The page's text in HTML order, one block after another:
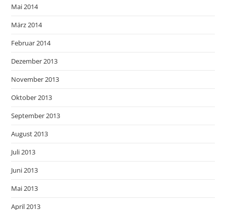
Mai 2014
März 2014
Februar 2014
Dezember 2013
November 2013
Oktober 2013
September 2013
August 2013
Juli 2013
Juni 2013
Mai 2013
April 2013